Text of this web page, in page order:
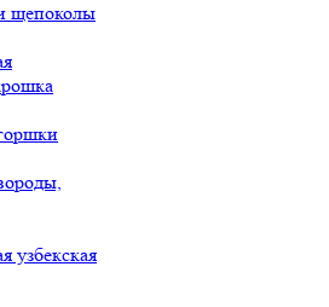
щепоколы
узбекская